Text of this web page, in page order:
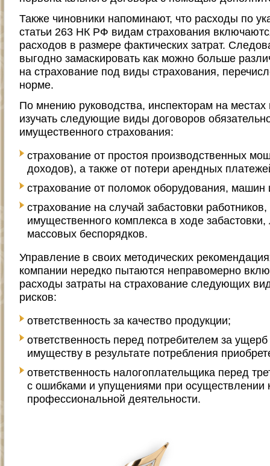
Также чиновники напоминают, что расходы по
статьи 263 НК РФ видам страхования
расходов в размере фактических затрат.
выгодно замаскировать как можно больше
на страхование под виды страхования,
норме.
По мнению руководства, инспекторам на
изучать следующие виды договоров
имущественного страхования:
страхование от простоя производственных
доходов), а также от потери арендных
страхование от поломок оборудования, машин
страхование на случай забастовки
имущественного комплекса в ходе забастовки,
массовых беспорядков.
Управление в своих методических
компании нередко пытаются неправомерно
расходы затраты на страхование следующих
рисков:
ответственность за качество продукции;
ответственность перед потребителем за
имуществу в результате потребления
ответственность налогоплательщика перед
с ошибками и упущениями при осуществлении
профессиональной деятельности.